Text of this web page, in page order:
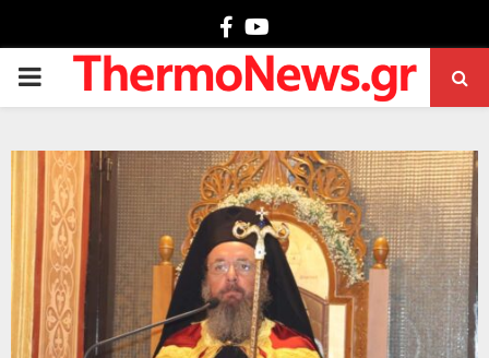
Facebook
PRIMARY